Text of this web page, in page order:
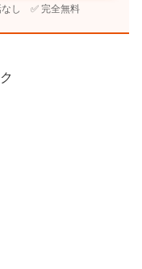
なし ✅ 完全無料